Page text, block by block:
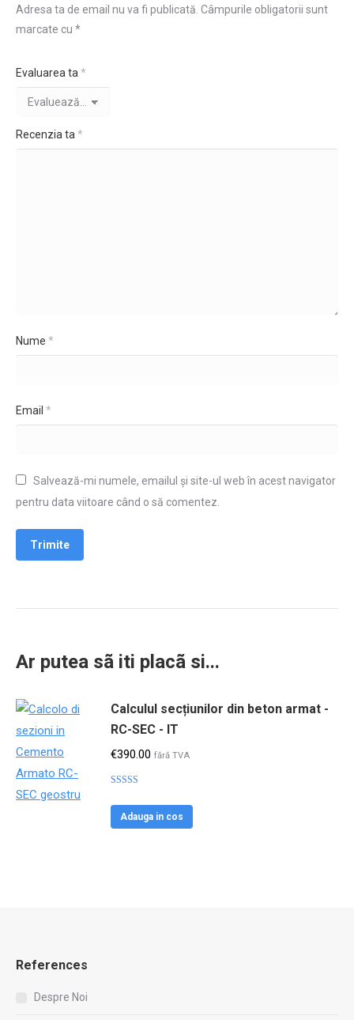
Adresa ta de email nu va fi publicată. Câmpurile obligatorii sunt
marcate cu *
Evaluarea ta *
Recenzia ta *
Nume *
Email *
Salvează-mi numele, emailul și site-ul web în acest navigator
pentru data viitoare când o să comentez.
Ar putea sã iti placã si...
Calculul secțiunilor din beton armat -
RC-SEC - IT
€390.00 fără TVA
4.79din 5
Adauga in cos
References
Despre Noi